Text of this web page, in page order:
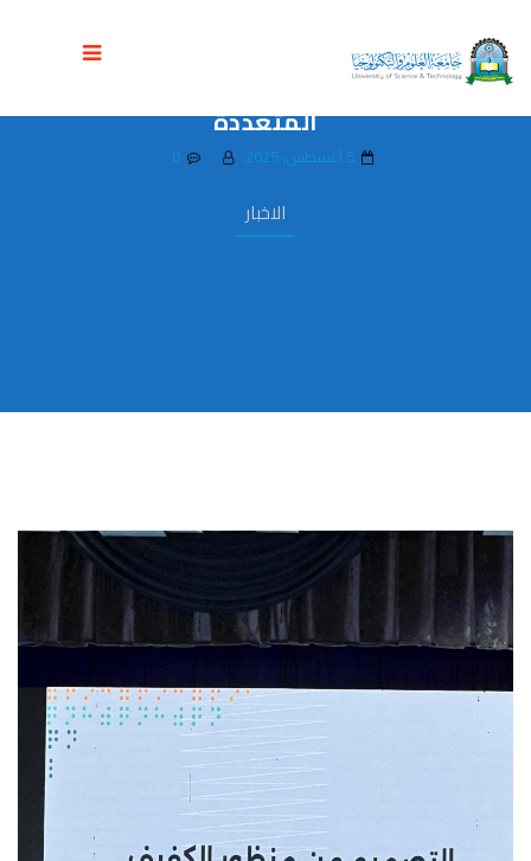
الاخبار
تدشين سمنارات طالبات المستوى الرابع في
برنامج التصميم الجرافيكي والوسائط
المتعددة
5 أغسطس، 2025 0